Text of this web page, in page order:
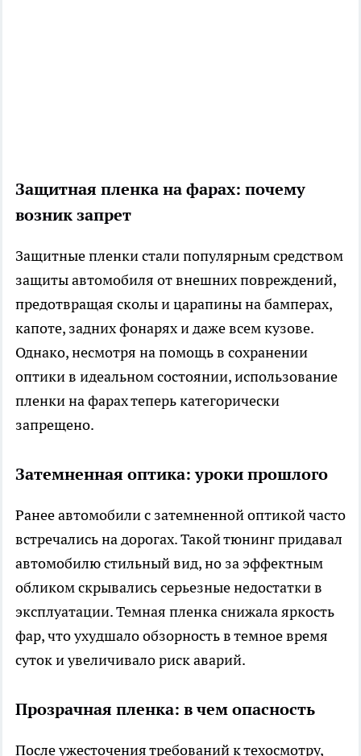
Защитная пленка на фарах: почему
возник запрет
Защитные пленки стали популярным средством
защиты автомобиля от внешних повреждений,
предотвращая сколы и царапины на бамперах,
капоте, задних фонарях и даже всем кузове.
Однако, несмотря на помощь в сохранении
оптики в идеальном состоянии, использование
пленки на фарах теперь категорически
запрещено.
Затемненная оптика: уроки прошлого
Ранее автомобили с затемненной оптикой часто
встречались на дорогах. Такой тюнинг придавал
автомобилю стильный вид, но за эффектным
обликом скрывались серьезные недостатки в
эксплуатации. Темная пленка снижала яркость
фар, что ухудшало обзорность в темное время
суток и увеличивало риск аварий.
Прозрачная пленка: в чем опасность
После ужесточения требований к техосмотру,